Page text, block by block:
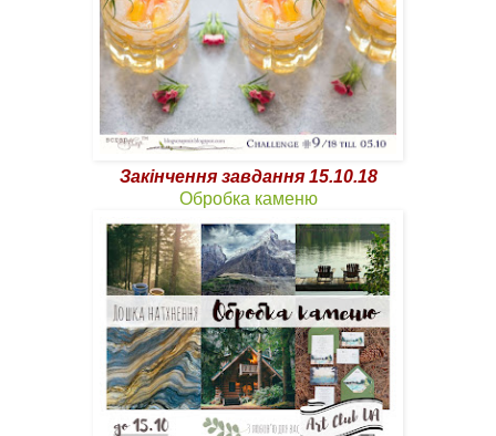
Закінчення завдання 15.10.18
Обробка каменю